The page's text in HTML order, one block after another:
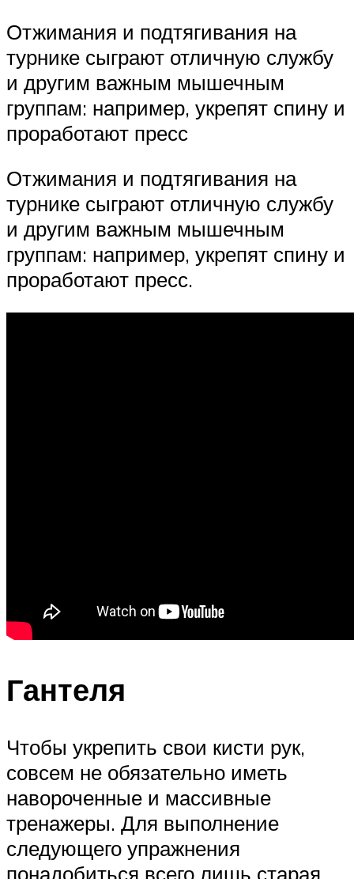
Отжимания и подтягивания на
турнике сыграют отличную службу
и другим важным мышечным
группам: например, укрепят спину и
проработают пресс
Отжимания и подтягивания на
турнике сыграют отличную службу
и другим важным мышечным
группам: например, укрепят спину и
проработают пресс.
Гантеля
Чтобы укрепить свои кисти рук,
совсем не обязательно иметь
навороченные и массивные
тренажеры. Для выполнение
следующего упражнения
понадобиться всего лишь старая,